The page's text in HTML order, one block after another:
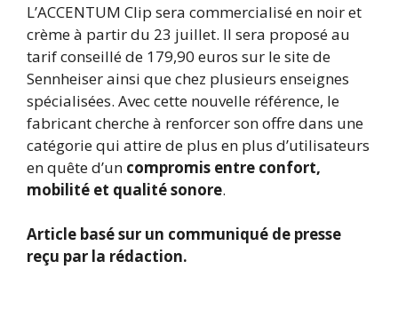
L’ACCENTUM Clip sera commercialisé en noir et
crème à partir du 23 juillet. Il sera proposé au
tarif conseillé de 179,90 euros sur le site de
Sennheiser ainsi que chez plusieurs enseignes
spécialisées. Avec cette nouvelle référence, le
fabricant cherche à renforcer son offre dans une
catégorie qui attire de plus en plus d’utilisateurs
en quête d’un compromis entre confort,
mobilité et qualité sonore.
Article basé sur un communiqué de presse
reçu par la rédaction.